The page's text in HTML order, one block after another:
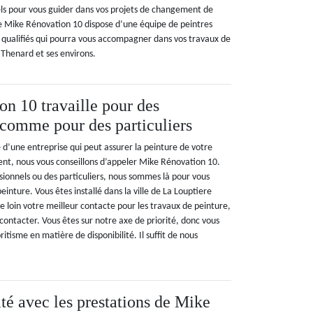
pour vous guider dans vos projets de changement de
Rénovation 10 dispose d’une équipe de peintres
qui pourra vous accompagner dans vos travaux de
et ses environs.
10 travaille pour des
pour des particuliers
d’une entreprise qui peut assurer la peinture de votre
nous vous conseillons d’appeler Mike Rénovation 10.
ou des particuliers, nous sommes là pour vous
Vous êtes installé dans la ville de La Louptiere
loin votre meilleur contacte pour les travaux de peinture,
Vous êtes sur notre axe de priorité, donc vous
en matière de disponibilité. Il suffit de nous
avec les prestations de Mike